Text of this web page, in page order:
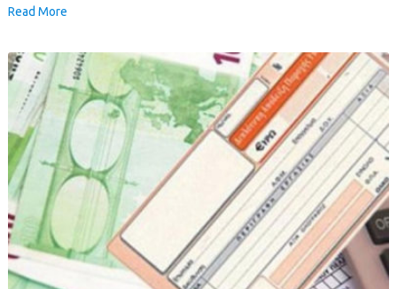
Read More